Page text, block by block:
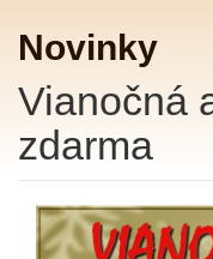
Novinky
Vianočná
zdarma
Podrobnosti